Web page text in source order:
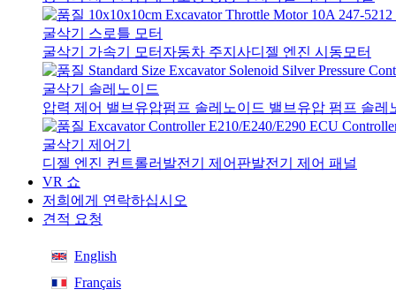
굴삭기 스로틀 모터
굴삭기 가속기 모터 자동차 주지사디젤 엔진 시동모터
굴삭기 솔레노이드
압력 제어 밸브 유압펌프 솔레노이드 밸브 유압 펌프 솔레
굴삭기 제어기
디젤 엔진 컨트롤러 발전기 제어판발전기 제어 패널
VR 쇼
저희에게 연락하십시오
견적 요청
English
Français